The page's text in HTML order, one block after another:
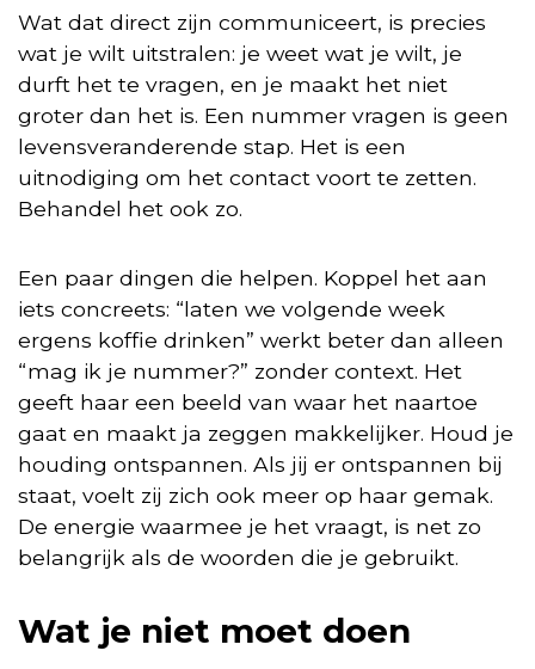
Wat dat direct zijn communiceert, is precies
wat je wilt uitstralen: je weet wat je wilt, je
durft het te vragen, en je maakt het niet
groter dan het is. Een nummer vragen is geen
levensveranderende stap. Het is een
uitnodiging om het contact voort te zetten.
Behandel het ook zo.
Een paar dingen die helpen. Koppel het aan
iets concreets: “laten we volgende week
ergens koffie drinken” werkt beter dan alleen
“mag ik je nummer?” zonder context. Het
geeft haar een beeld van waar het naartoe
gaat en maakt ja zeggen makkelijker. Houd je
houding ontspannen. Als jij er ontspannen bij
staat, voelt zij zich ook meer op haar gemak.
De energie waarmee je het vraagt, is net zo
belangrijk als de woorden die je gebruikt.
Wat je niet moet doen